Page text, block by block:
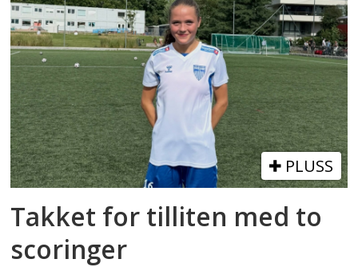
PLUSS
Takket for tilliten med to
scoringer